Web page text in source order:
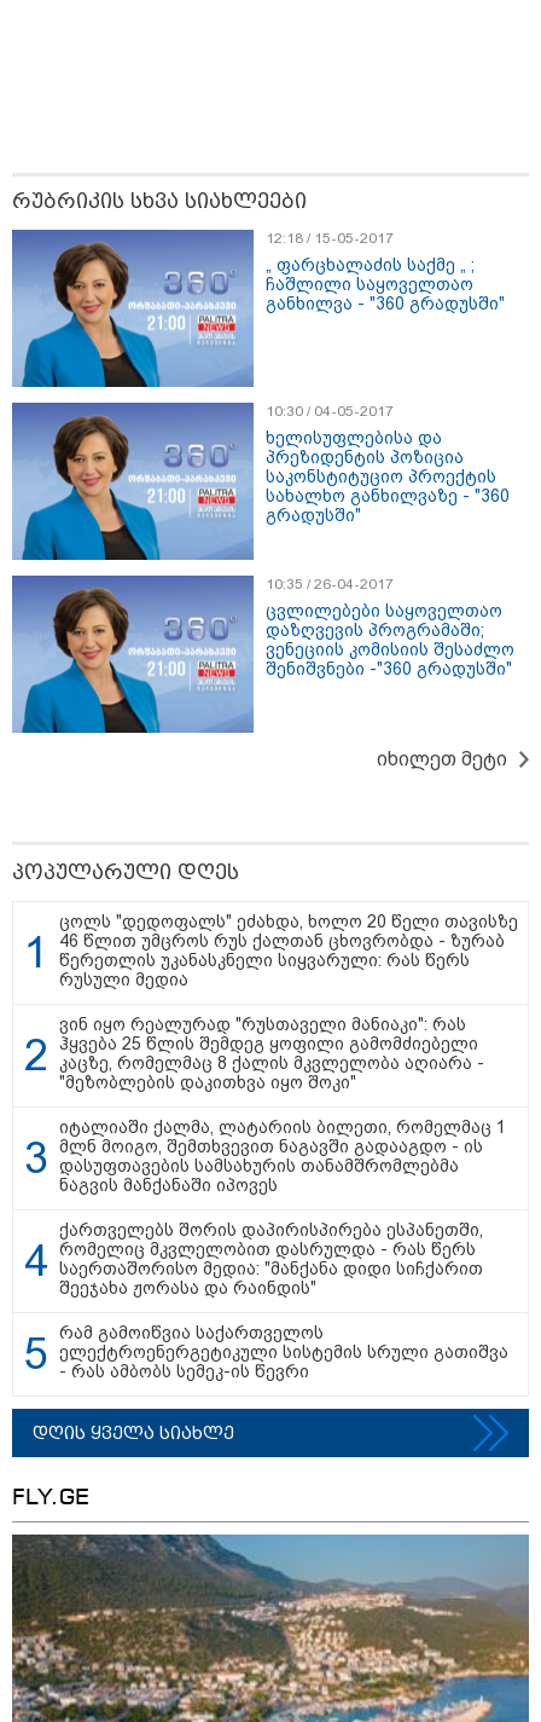
09:33 / 05-08-2026
"მამის მიერ ცოტნესთვის დატოვებულ სახლში
თვითნებურად ცხოვრობს ადამიანი, რომელიც
ზვიადის ანდერძში ერთი სიტყვითაც კი არ არის
მოხსენიებული" - ანა ჯაბაური
13:48 / 05-08-2026
"გუშინ მანგლისიდან გავიდა და
14:17 / 05-08-2026
"ყოველდღე ახალ “სიურპრიზს”
ვაწყდები... დღეს უნდა
შევხვედროდი გურამის მამიდას,
თუმცა უარს ამბობს... იქცევა ისე,
თითქოს, არაფერი მომხდარა" -
ტარიელ კაკაბაძე
12:38 / 05-08-2026
ბილეთი, რომელმაც 1 მლნ
მოიგო, შემთხვევით ნაგავში
გადააგდო - ის დასუფთავების
ნაგვის მანქანაში იპოვეს
სიახლეებზე
რუბრიკის სხვა სიახლეები
12:18 / 15-05-2017
„ ფარცხალაძის საქმე „ ;
ჩაშლილი საყოველთაო
განხილვა - "360 გრადუსში"
10:30 / 04-05-2017
ხელისუფლებისა და
პრეზიდენტის პოზიცია
საკონსტიტუციო პროექტის
სახალხო განხილვაზე - "360
გრადუსში"
10:35 / 26-04-2017
ცვლილებები საყოველთაო
დაზღვევის პროგრამაში;
ვენეციის კომისიის შესაძლო
შენიშვნები -"360 გრადუსში"
იხილეთ მეტი
პოპულარული დღეს
ცოლს "დედოფალს" ეძახდა, ხოლო 20 წელი თავისზე
46 წლით უმცროს რუს ქალთან ცხოვრობდა - ზურაბ
წერეთლის უკანასკნელი სიყვარული: რას წერს
რუსული მედია
ვინ იყო რეალურად "რუსთაველი მანიაკი": რას
ჰყვება 25 წლის შემდეგ ყოფილი გამომძიებელი
კაცზე, რომელმაც 8 ქალის მკვლელობა აღიარა -
"მეზობლების დაკითხვა იყო შოკი"
იტალიაში ქალმა, ლატარიის ბილეთი, რომელმაც 1
მლნ მოიგო, შემთხვევით ნაგავში გადააგდო - ის
დასუფთავების სამსახურის თანამშრომლებმა
ნაგვის მანქანაში იპოვეს
ქართველებს შორის დაპირისპირება ესპანეთში,
რომელიც მკვლელობით დასრულდა - რას წერს
საერთაშორისო მედია: "მანქანა დიდი სიჩქარით
შეეჯახა ჟორასა და რაინდის"
რამ გამოიწვია საქართველოს
ელექტროენერგეტიკული სისტემის სრული გათიშვა
- რას ამბობს სემეკ-ის წევრი
დღის ყველა სიახლე
FLY.GE